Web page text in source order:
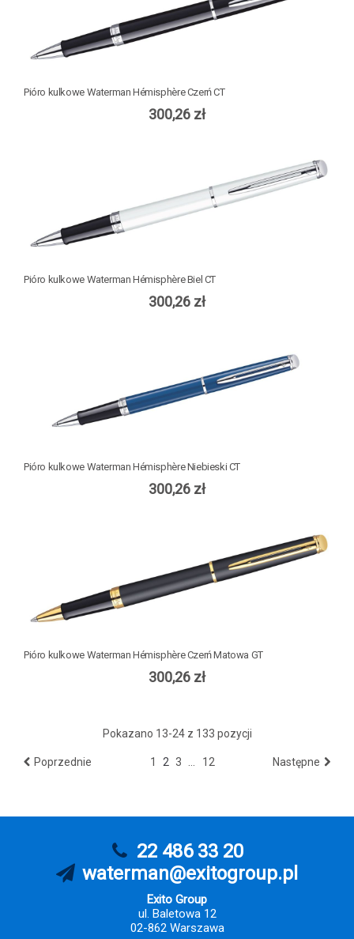
Pióro kulkowe Waterman Hémisphère Czerń CT
300,26 zł
Pióro kulkowe Waterman Hémisphère Biel CT
300,26 zł
Pióro kulkowe Waterman Hémisphère Niebieski CT
300,26 zł
Pióro kulkowe Waterman Hémisphère Czerń Matowa GT
300,26 zł
Pokazano 13-24 z 133 pozycji
Poprzednie 1 2 3 12 Następne
22 486 33 20
waterman@exitogroup.pl
Exito Group
ul. Baletowa 12
02-862 Warszawa